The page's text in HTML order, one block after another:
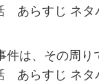
あらすじ ネタ
件は、その周り
あらすじ ネタ